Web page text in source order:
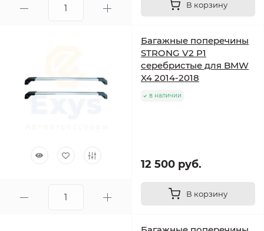
В корзину
Багажные поперечины
STRONG V2 P1
серебристые для BMW
X4 2014-2018
в наличии
12 500 руб.
В корзину